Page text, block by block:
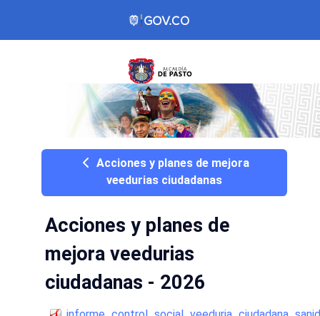
Acciones y planes de mejora
veedurias ciudadanas
Acciones y planes de
mejora veedurias
ciudadanas - 2026